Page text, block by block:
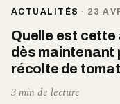
ACTUALITÉS · 23
Quelle est
dès maintenant
récolte de
3 min de lecture